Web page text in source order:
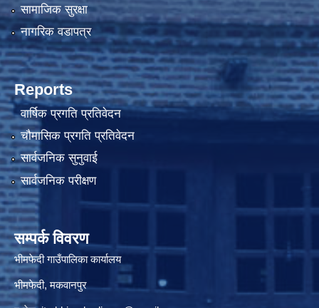
सामाजिक सुरक्षा
नागरिक वडापत्र
Reports
वार्षिक प्रगति प्रतिवेदन
चौमासिक प्रगति प्रतिवेदन
सार्वजनिक सुनुवाई
सार्वजनिक परीक्षण
सम्पर्क विवरण
भीमफेदी गाउँपालिका कार्यालय
भीमफेदी, मकवानपुर